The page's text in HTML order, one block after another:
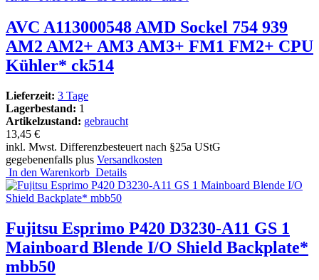
AVC A113000548 AMD Sockel 754 939
AM2 AM2+ AM3 AM3+ FM1 FM2+ CPU
Kühler* ck514
Lieferzeit: 3 Tage
Lagerbestand: 1
Artikelzustand: gebraucht
13,45 €
inkl. Mwst. Differenzbesteuert nach §25a UStG
gegebenenfalls plus Versandkosten
In den Warenkorb Details
Fujitsu Esprimo P420 D3230-A11 GS 1
Mainboard Blende I/O Shield Backplate*
mbb50